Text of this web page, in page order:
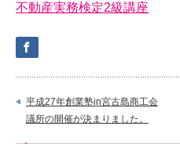
不動産実務検定2級講座
平成27年創業塾in宮古島商工会
議所の開催が決まりました。